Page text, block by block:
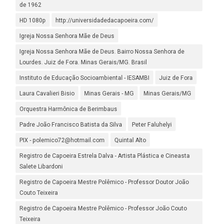
de 1962
HD 1080p http://universidadedacapoeira.com/
Igreja Nossa Senhora Mãe de Deus
Igreja Nossa Senhora Mãe de Deus. Bairro Nossa Senhora de
Lourdes. Juiz de Fora. Minas Gerais/MG. Brasil
Instituto de Educação Socioambiental - IESAMBI Juiz de Fora
Laura Cavalieri Bisio Minas Gerais - MG Minas Gerais/MG
Orquestra Harmônica de Berimbaus
Padre João Francisco Batista da Silva Peter Faluhelyi
PIX - polemico72@hotmail.com Quintal Alto
Registro de Capoeira Estrela Dalva - Artista Plástica e Cineasta
Salete Libardoni
Registro de Capoeira Mestre Polêmico - Professor Doutor João
Couto Teixeira
Registro de Capoeira Mestre Polêmico - Professor João Couto
Teixeira